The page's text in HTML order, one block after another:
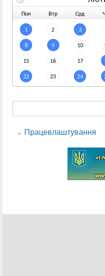
Пон Втр Срд
1 2 3
8 9 10
15 16 17
22 23 24
Пошукова
Працевлаштування